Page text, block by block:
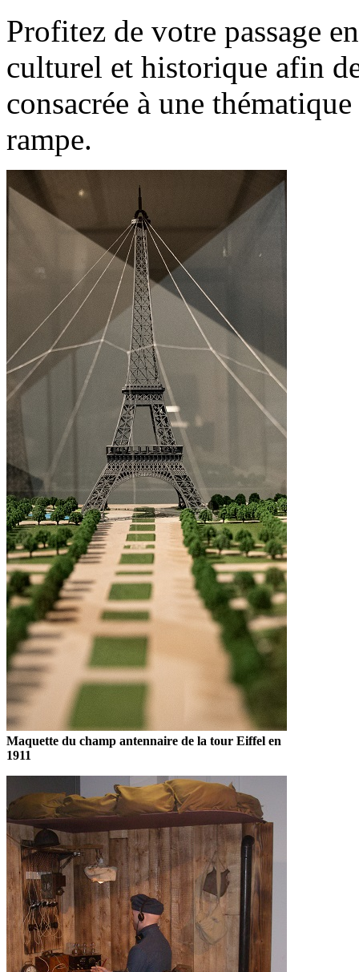
Profitez de votre passage
culturel et historique afin
consacrée à une
rampe.
Maquette du champ antennaire de la tour Eiffel en
1911